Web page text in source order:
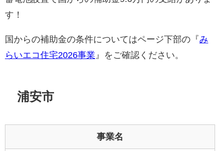
す！
国からの補助金の条件についてはページ下部の『み
らいエコ住宅2026事業 』をご確認ください。
浦安市
事業名